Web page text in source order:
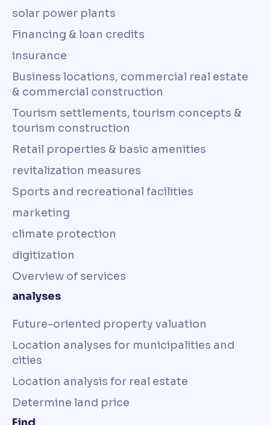
solar power plants
Financing & loan credits
insurance
Business locations, commercial real estate
& commercial construction
Tourism settlements, tourism concepts &
tourism construction
Retail properties & basic amenities
revitalization measures
Sports and recreational facilities
marketing
climate protection
digitization
Overview of services
analyses
Future-oriented property valuation
Location analyses for municipalities and
cities
Location analysis for real estate
Determine land price